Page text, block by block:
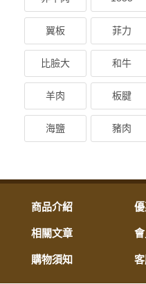
翼板 菲力
比臉大 和牛
羊肉 板腱
海鹽 豬肉
商品介紹
相關文章
購物須知